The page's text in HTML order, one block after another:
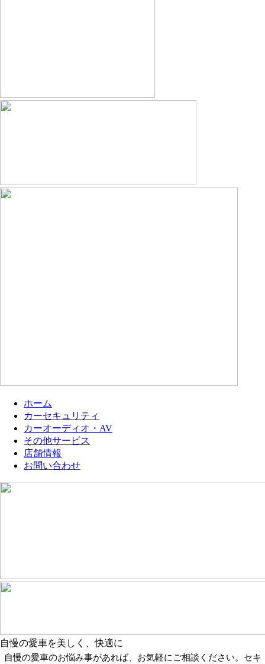
ホーム
カーセキュリティ
カーオーディオ・AV
その他サービス
店舗情報
お問い合わせ
自慢の愛車を美しく、快適に
自慢の愛車のお悩み事があれば、お気軽にご相談ください。 セキ